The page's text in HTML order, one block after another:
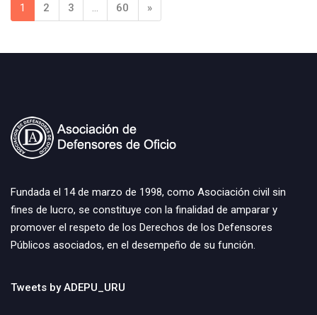
1 2 3 … 60 »
Fundada el 14 de marzo de 1998, como Asociación civil sin
fines de lucro, se constituye con la finalidad de amparar y
promover el respeto de los Derechos de los Defensores
Públicos asociados, en el desempeño de su función.
Tweets by ADEPU_URU